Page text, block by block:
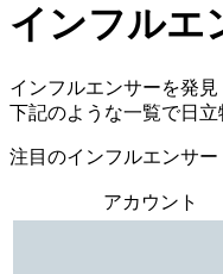
インフルエ
インフルエンサーを発
下記のような一覧で日立
注目のインフルエンサー
アカウント